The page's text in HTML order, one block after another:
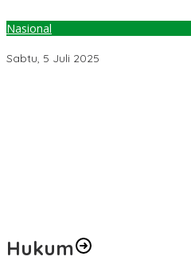
Nasional
Sabtu, 5 Juli 2025
Hukum